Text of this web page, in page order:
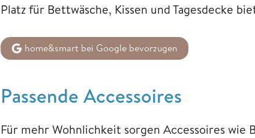
Platz für Bettwäsche, Kissen und Tagesdecke
home&smart bei Google bevorzugen
Passende Accessoires
Für mehr Wohnlichkeit sorgen Accessoires wie